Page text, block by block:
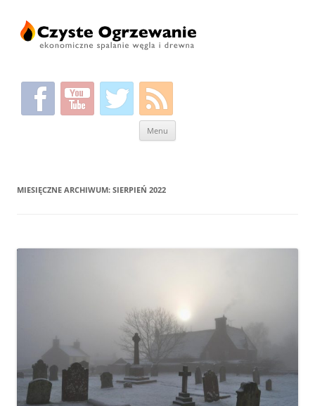
Menu
MIESIĘCZNE ARCHIWUM: SIERPIEŃ 2022